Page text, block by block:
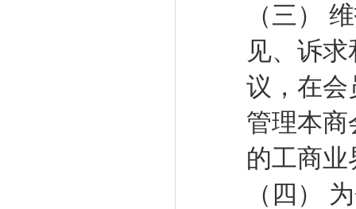
（三）
见、诉求
议，在会
管理本商
的工商
（四）